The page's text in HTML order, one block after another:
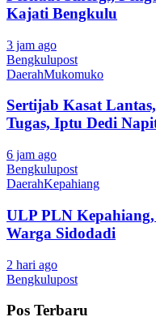
Kajati Bengkulu
3 jam ago
Bengkulupost
DaerahMukomuko
Sertijab Kasat
Tugas, Iptu Dedi
6 jam ago
Bengkulupost
DaerahKepahiang
ULP PLN
Warga Sidodadi
2 hari ago
Bengkulupost
Pos Terbaru